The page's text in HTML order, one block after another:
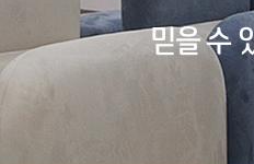
믿을 수